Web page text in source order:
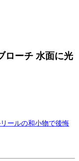
ーチ 水面に光
ールの和小物で後悔